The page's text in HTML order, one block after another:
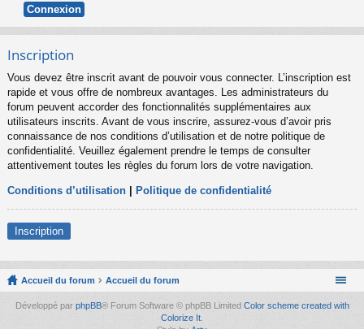
Inscription
Vous devez être inscrit avant de pouvoir vous connecter. L’inscription est
rapide et vous offre de nombreux avantages. Les administrateurs du
forum peuvent accorder des fonctionnalités supplémentaires aux
utilisateurs inscrits. Avant de vous inscrire, assurez-vous d’avoir pris
connaissance de nos conditions d’utilisation et de notre politique de
confidentialité. Veuillez également prendre le temps de consulter
attentivement toutes les règles du forum lors de votre navigation.
Conditions d’utilisation Politique de confidentialité
Inscription
Accueil du forum Accueil du forum
Développé par phpBB® Forum Software © phpBB Limited Color scheme created with
Colorize It.